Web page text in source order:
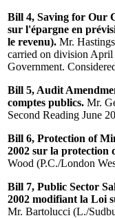
Bill 4, Saving for Our
sur l'épargne en
le revenu). Mr.
carried on division April
Government.
Bill 5, Audit
comptes publics. Mr.
Second Reading June
Bill 6, Protection of
2002 sur la protection
Wood (P.C./London
Bill 7, Public Sector
2002 modifiant la Loi
Mr. Bartolucci (L./